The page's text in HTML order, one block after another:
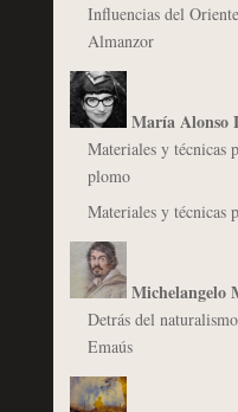
Influencias del
Almanzor
María Alonso
Materiales y
plomo
Materiales y
Michelangelo
Detrás del
Emaús